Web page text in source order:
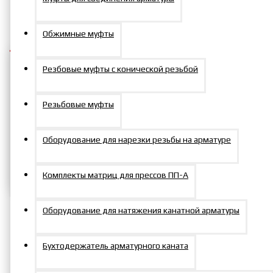
Обжимные муфты
Резбовые муфты с конической резьбой
Резьбовые муфты
Оборудование для нарезки резьбы на арматуре
Комплекты матриц для прессов ПП-А
Оборудование для натяжения канатной арматуры
Бухтодержатель арматурного каната
Добавить в заказ
Задать вопрос